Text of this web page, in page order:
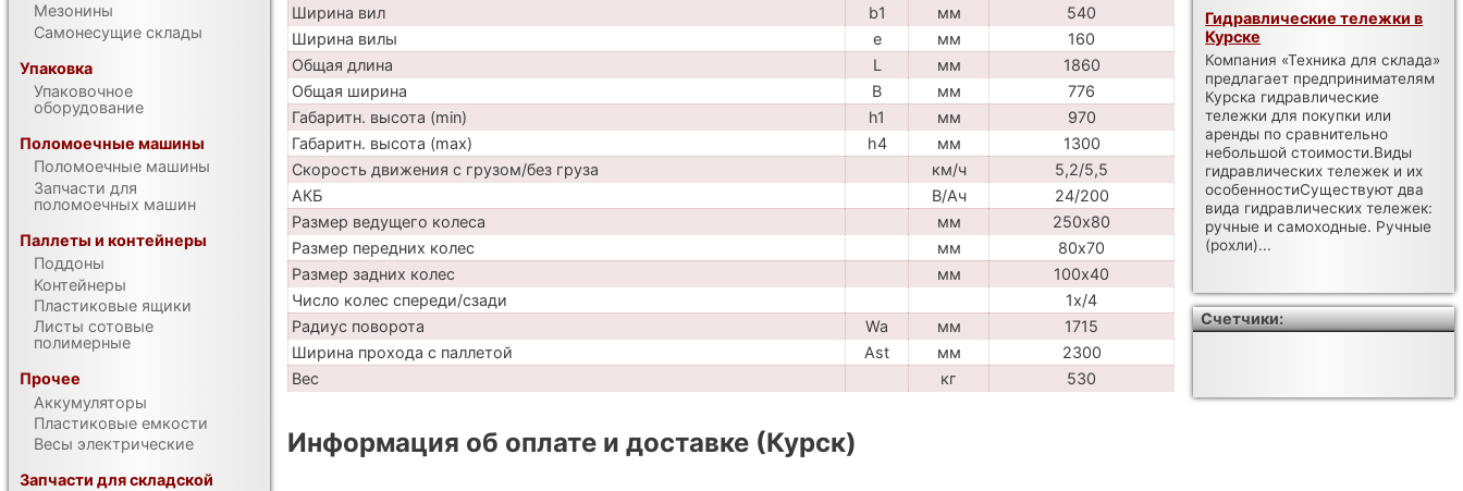
Ширина вил
b1 мм
540
Ширина вилы
e мм
160
Общая длина
L мм
1860
Общая ширина
B мм
776
Габаритн. высота (min)
h1 мм
970
Габаритн. высота (max)
h4 мм
1300
Скорость движения с грузом/без груза
км/ч
5,2/5,5
АКБ
В/Ач
24/200
Размер ведущего колеса
мм
250х80
Размер передних колес
мм
80х70
Размер задних колес
мм
100х40
Число колес спереди/сзади
1x/4
Радиус поворота
Wa мм
1715
Ширина прохода с паллетой
Ast мм
2300
Вес
кг 530
Информация об оплате и доставке (Курск)
Мезонины
Самонесущие склады
Упаковка
Упаковочное
оборудование
Поломоечные машины
Поломоечные машины
Запчасти для
поломоечных машин
Паллеты и контейнеры
Поддоны
Контейнеры
Пластиковые ящики
Листы сотовые
полимерные
Прочее
Аккумуляторы
Пластиковые емкости
Весы электрические
Запчасти для складской
Гидравлические тележки в
Курске
Компания «Техника для склада»
предлагает предпринимателям
Курска гидравлические
тележки для покупки или
аренды по сравнительно
небольшой стоимости.Виды
гидравлических тележек и их
особенностиСуществуют два
вида гидравлических тележек:
ручные и самоходные. Ручные
(рохли)...
Счетчики: